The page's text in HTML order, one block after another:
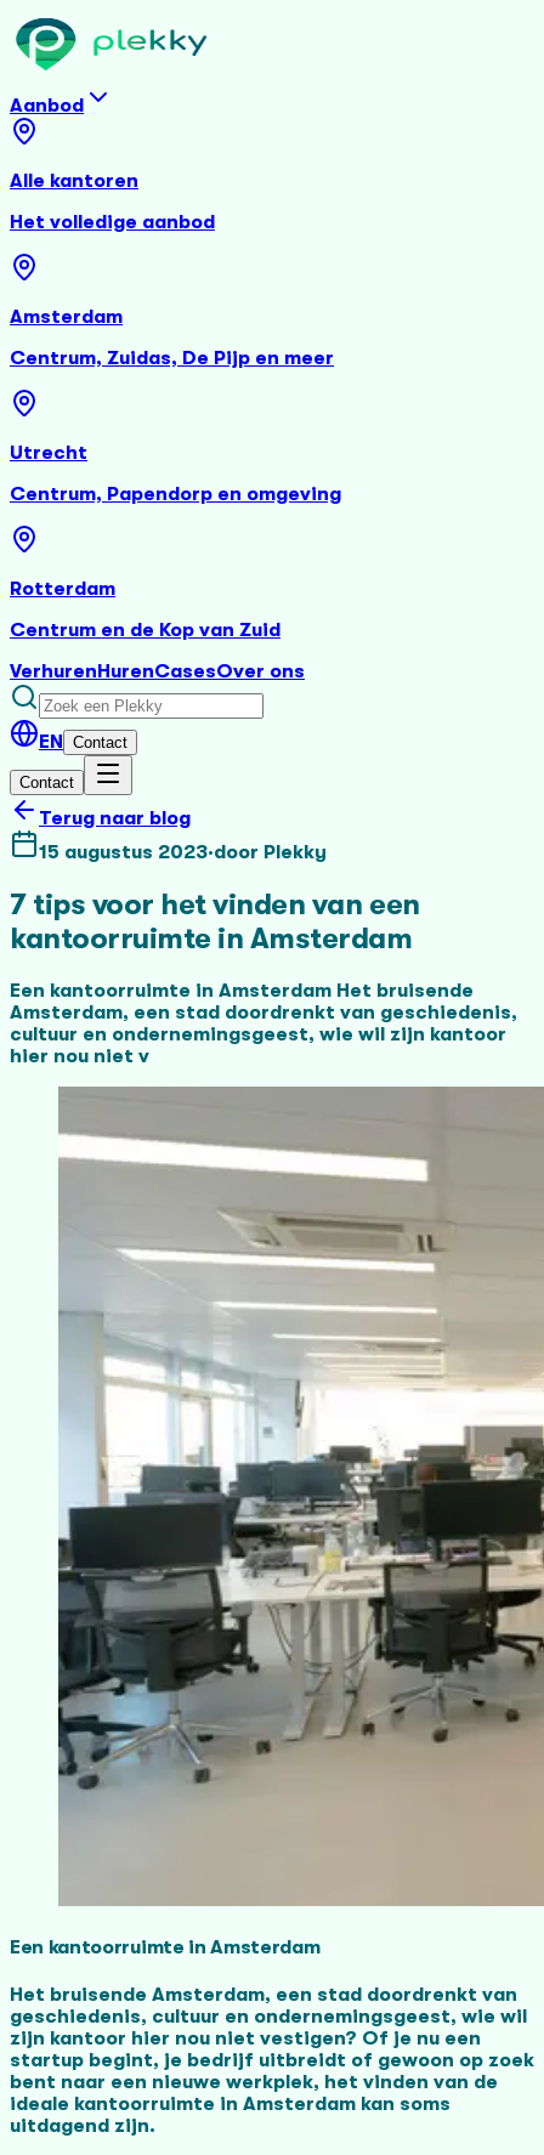
Aanbod
Alle kantoren
Het volledige aanbod
Amsterdam
Centrum, Zuidas, De Pijp en meer
Utrecht
Centrum, Papendorp en omgeving
Rotterdam
Centrum en de Kop van Zuid
VerhurenHurenCasesOver ons
EN Contact
Contact
Terug naar blog
15 augustus 2023·door Plekky
7 tips voor het vinden van een
kantoorruimte in Amsterdam
Een kantoorruimte in Amsterdam Het bruisende
Amsterdam, een stad doordrenkt van geschiedenis,
cultuur en ondernemingsgeest, wie wil zijn kantoor
hier nou niet v
Een kantoorruimte in Amsterdam
Het bruisende Amsterdam, een stad doordrenkt van
geschiedenis, cultuur en ondernemingsgeest, wie wil
zijn kantoor hier nou niet vestigen? Of je nu een
startup begint, je bedrijf uitbreidt of gewoon op zoek
bent naar een nieuwe werkplek, het vinden van de
ideale kantoorruimte in Amsterdam kan soms
uitdagend zijn.